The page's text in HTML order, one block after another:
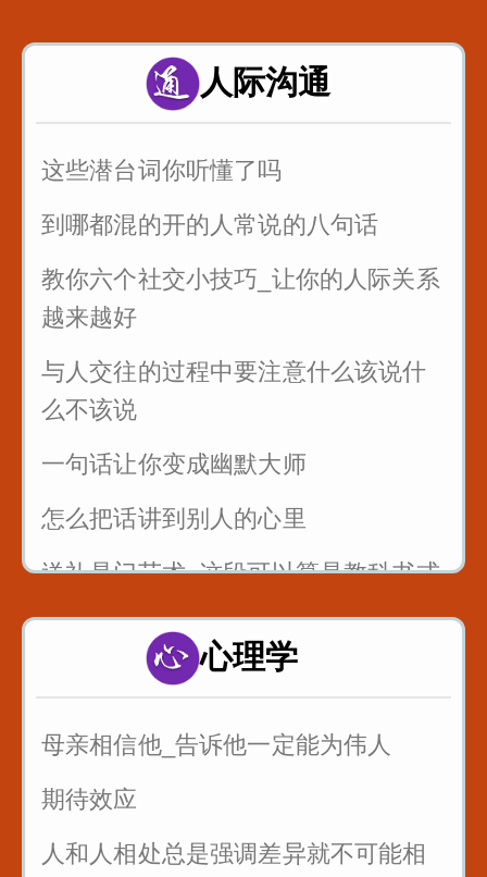
假戏假做_真热闹_哈哈
人际沟通
这些潜台词你听懂了吗
到哪都混的开的人常说的八句话
教你六个社交小技巧_让你的人际关系
越来越好
与人交往的过程中要注意什么该说什
么不该说
一句话让你变成幽默大师
怎么把话讲到别人的心里
送礼是门艺术_这段可以算是教科书式
的例子
以后有人故意刁难你_你就找到问题刁
难的点_套用在提问者身上_怼回去
管好自己的嘴_关系再好也不要说这些
话
三招让你和任何人说话
心理学
母亲相信他_告诉他一定能为伟人
期待效应
人和人相处总是强调差异就不可能相